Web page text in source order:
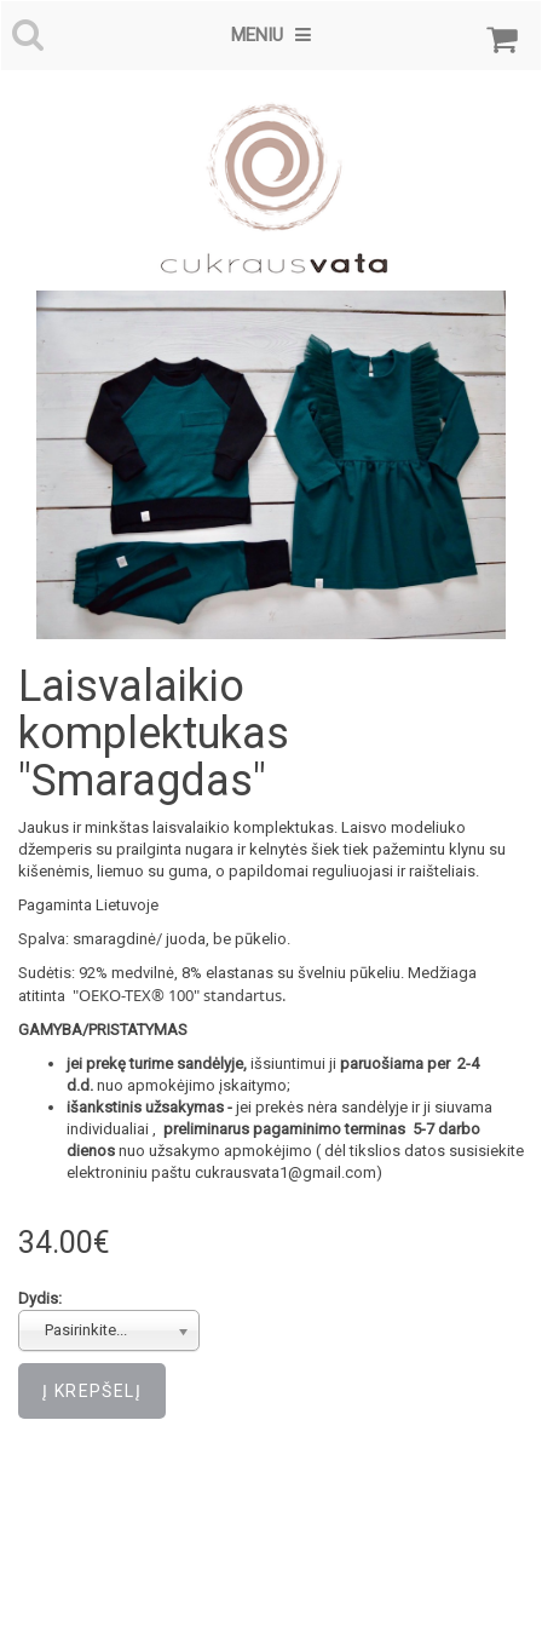
MENIU
Laisvalaikio
komplektukas
"Smaragdas"
Jaukus ir minkštas laisvalaikio komplektukas. Laisvo modeliuko
džemperis su prailginta nugara ir kelnytės šiek tiek pažemintu klynu su
kišenėmis, liemuo su guma, o papildomai reguliuojasi ir raišteliais.
Pagaminta Lietuvoje
Spalva: smaragdinė/ juoda, be pūkelio.
Sudėtis: 92% medvilnė, 8% elastanas su švelniu pūkeliu. Medžiaga
atitinta "OEKO-TEX® 100" standartus.
GAMYBA/PRISTATYMAS
jei prekę turime sandėlyje, išsiuntimui ji paruošiama per 2-4
d.d. nuo apmokėjimo įskaitymo;
išankstinis užsakymas - jei prekės nėra sandėlyje ir ji siuvama
individualiai , preliminarus pagaminimo terminas 5-7 darbo
dienos nuo užsakymo apmokėjimo ( dėl tikslios datos susisiekite
elektroniniu paštu cukrausvata1@gmail.com)
34.00€
Dydis:
Pasirinkite...